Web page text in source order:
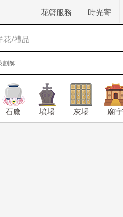
花籃服務 時光寄
花/禮品
石廠 墳場 灰場 廟宇